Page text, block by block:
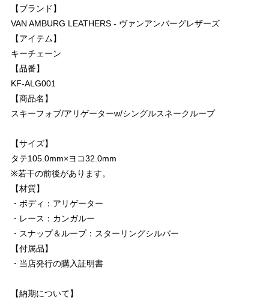
【ブランド】
VAN AMBURG LEATHERS - ヴァンアンバーグレザーズ
【アイテム】
キーチェーン
【品番】
KF-ALG001
【商品名】
スキーフォブ/アリゲーターw/シングルスネークループ
【サイズ】
タテ105.0mm×ヨコ32.0mm
※若干の前後があります。
【材質】
・ボディ：アリゲーター
・レース：カンガルー
・スナップ＆ループ：スターリングシルバー
【付属品】
・当店発行の購入証明書
【納期について】